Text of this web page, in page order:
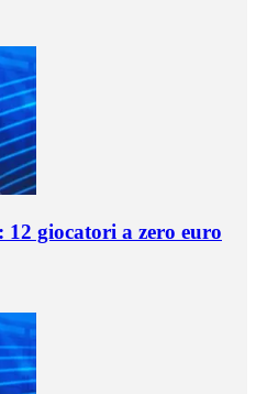
giocatori a zero euro